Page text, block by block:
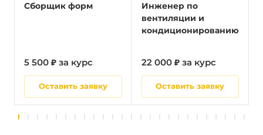
Сборщик форм
5 500 ₽ за курс
Оставить заявку
Инженер по
вентиляции и
кондиционированию
22 000 ₽ за курс
Оставить заявку